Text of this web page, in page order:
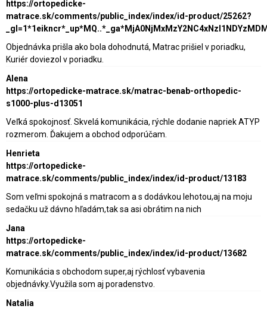
https://ortopedicke-
matrace.sk/comments/public_index/index/id-product/25262?
Objednávka prišla ako bola dohodnutá, Matrac prišiel v poriadku,
Kuriér doviezol v poriadku.
Alena
https://ortopedicke-matrace.sk/matrac-benab-orthopedic-
s1000-plus-d13051
Veľká spokojnosť. Skvelá komunikácia, rýchle dodanie napriek ATYP
rozmerom. Ďakujem a obchod odporúčam.
Henrieta
https://ortopedicke-
matrace.sk/comments/public_index/index/id-product/13183
Som veľmi spokojná s matracom a s dodávkou lehotou,aj na moju
sedačku už dávno hľadám,tak sa asi obrátim na nich
Jana
https://ortopedicke-
matrace.sk/comments/public_index/index/id-product/13682
Komunikácia s obchodom super,aj rýchlosť vybavenia
objednávky.Využila som aj poradenstvo.
Natalia